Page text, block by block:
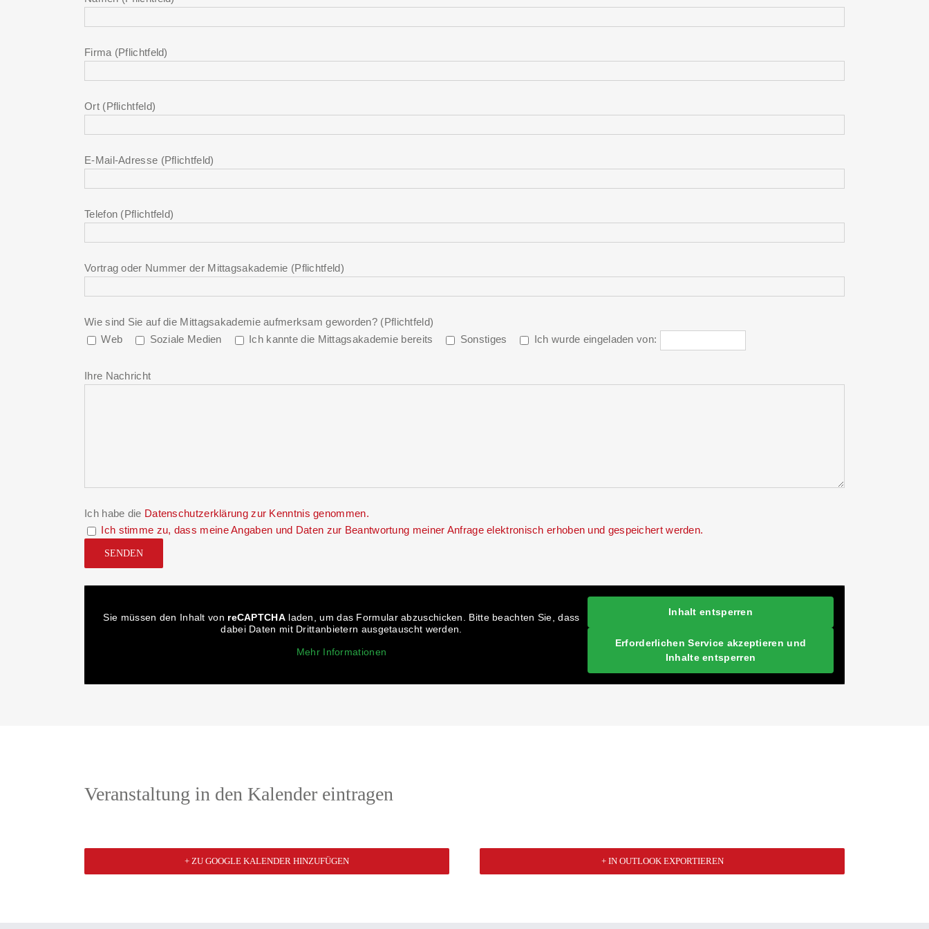
Firma (Pflichtfeld)
Ort (Pflichtfeld)
E-Mail-Adresse (Pflichtfeld)
Telefon (Pflichtfeld)
Vortrag oder Nummer der Mittagsakademie (Pflichtfeld)
Wie sind Sie auf die Mittagsakademie aufmerksam geworden? (Pflichtfeld)
Web
Soziale Medien Ich kannte die Mittagsakademie bereits Sonstiges Ich wurde eingeladen von:
Ihre Nachricht
Ich habe die Datenschutzerklärungzur Kenntnis genommen.
Ich stimme zu, dass meine Angaben und Daten zur Beantwortung meiner Anfrage elektronisch erhoben und gespeichert werden.
Sie müssen den Inhalt von reCAPTCHAladen, um das Formular abzuschicken. Bitte beachten Sie, dass
dabei Daten mit Drittanbietern ausgetauscht werden.
Mehr Informationen
Inhalt entsperren
Erforderlichen Service akzeptieren und
Inhalte entsperren
Veranstaltung in den Kalender eintragen
+ ZU GOOGLE KALENDER HINZUFÜGEN + IN OUTLOOK EXPORTIEREN